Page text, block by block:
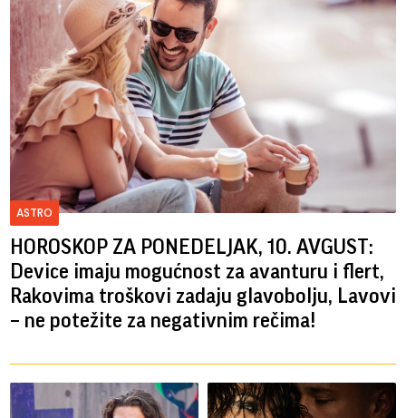
ASTRO
HOROSKOP ZA PONEDELJAK, 10. AVGUST:
Device imaju mogućnost za avanturu i flert,
Rakovima troškovi zadaju glavobolju, Lavovi
– ne potežite za negativnim rečima!